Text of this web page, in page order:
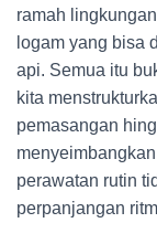
ramah
logam yang bisa
api. Semua itu
kita
pemasangan
perawatan rutin
perpanjangan